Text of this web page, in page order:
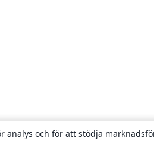
och för att stödja